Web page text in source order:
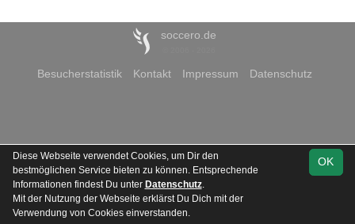
soccero.de
Besucherstatistik Kontakt Impressum Datenschutz
OK
Diese Webseite verwendet Cookies, um Dir den
bestmöglichen Service bieten zu können. Entsprechende
Informationen findest Du unter Datenschutz.
Mit der Nutzung der Webseite erklärst Du Dich mit der
Verwendung von Cookies einverstanden.